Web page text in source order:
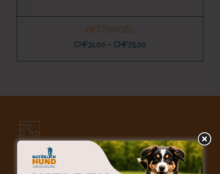
HETZANGEL
CHF31,00 – CHF75,00